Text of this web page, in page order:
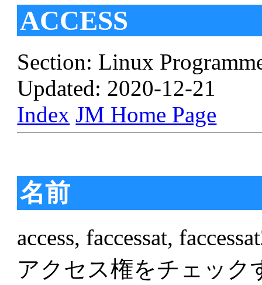
ACCESS
Section: Linux
Updated: 2020-12-21
Index JM Home Page
名前
access, faccessat,
アクセス権をチェック